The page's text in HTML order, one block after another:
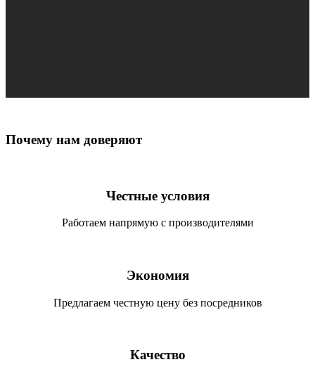
Почему нам доверяют
Честные условия
Работаем напрямую с производителями
Экономия
Предлагаем честную цену без посредников
Качество